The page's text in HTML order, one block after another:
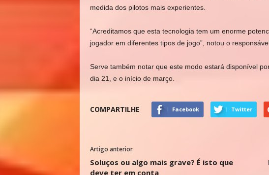
medida dos pilotos mais experientes.
“Acreditamos que esta tecnologia tem um enorme
jogador em diferentes tipos de jogo”, notou o
Serve também notar que este modo estará disponível
dia 21, e o início de março.
COMPARTILHE Facebook Twitter
Artigo anterior
Soluços ou algo mais grave? É isto que
deve ter em conta